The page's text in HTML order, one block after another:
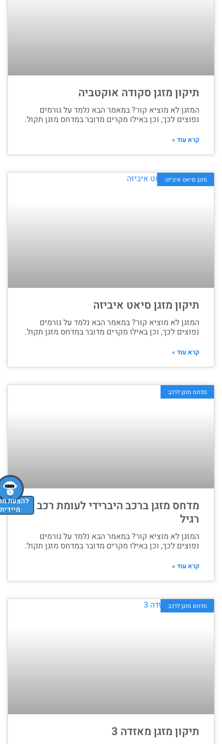
תיקון מזגן סקודה אוקטביה
המזגן לא מוציא קור? במאמר הבא נלמד על גורמים
נפוצים לכך, וכן באילו מקרים מדובר במדחס מזגן תקול.
קרא עוד »
מזגן סיאט איביזה
תיקון מזגן סיאט איביזה
המזגן לא מוציא קור? במאמר הבא נלמד על גורמים
נפוצים לכך, וכן באילו מקרים מדובר במדחס מזגן תקול.
קרא עוד »
מדחס מזגן לרכב
מדחס מזגן ברכב היברידי לעומת רכב
רגיל
המזגן לא מוציא קור? במאמר הבא נלמד על גורמים
נפוצים לכך, וכן באילו מקרים מדובר במדחס מזגן תקול.
קרא עוד »
מדחס מזגן לרכב
תיקון מזגן מאזדה 3
להצעת מחיר
מיידית